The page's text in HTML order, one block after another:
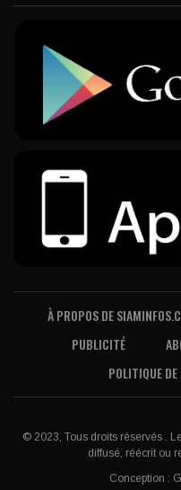
À PROPOS DE
PUBLICITÉ
POLITIQUE
© 2023, Tous droits réservés .
diffusé, réécrit ou
Conception :